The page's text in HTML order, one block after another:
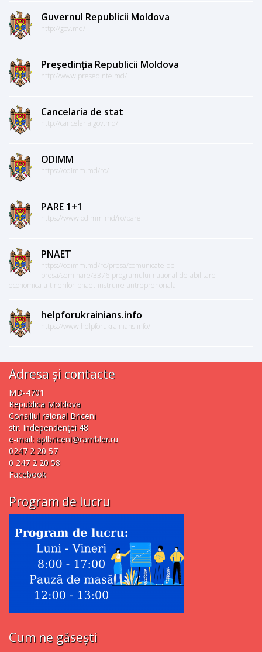
Guvernul Republicii Moldova
http://gov.md/
Președinția Republicii Moldova
http://www.presedinte.md/
Cancelaria de stat
http://cancelaria.gov.md/
ODIMM
https://odimm.md/ro/
PARE 1+1
https://www.odimm.md/ro/pare
PNAET
https://odimm.md/ro/presa/comunicate-de-
presa/seminare/3376-programului-national-de-abilitare-
economica-a-tinerilor-pnaet-instruire-antreprenoriala
helpforukrainians.info
https://www.helpforukrainians.info/
Adresa și contacte
MD-4701
Republica Moldova
Consiliul raional Briceni
str. Independenţei 48
e-mail: aplbriceni@rambler.ru
0247 2 20 57
0 247 2 20 58
Facebook
Program de lucru
Cum ne găsești